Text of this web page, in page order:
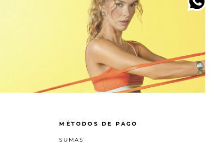
MÉTODOS DE PAGO
SUMAS